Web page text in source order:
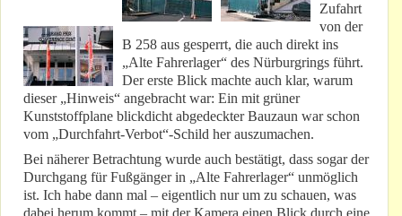
Zufahrt
von der
B 258 aus gesperrt, die auch direkt ins
„Alte Fahrerlager“ des Nürburgrings führt.
Der erste Blick machte auch klar, warum
dieser „Hinweis“ angebracht war: Ein mit grüner
Kunststoffplane blickdicht abgedeckter Bauzaun war schon
vom „Durchfahrt-Verbot“-Schild her auszumachen.
Bei näherer Betrachtung wurde auch bestätigt, dass sogar der
Durchgang für Fußgänger in „Alte Fahrerlager“ unmöglich
ist. Ich habe dann mal – eigentlich nur um zu schauen, was